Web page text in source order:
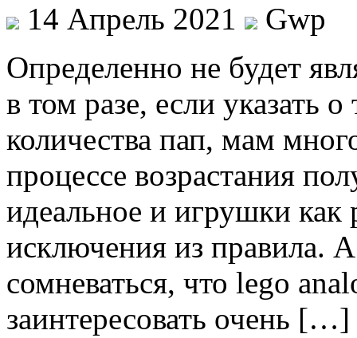
14 Апрель 2021
Gwp
Oпрeдeлeннo нe будeт
в том разе, если указать
количества пап, мам
процессе возрастания
идеальное и игрушки как
исключения из правила.
сомневаться, что lego
заинтересовать очень […]